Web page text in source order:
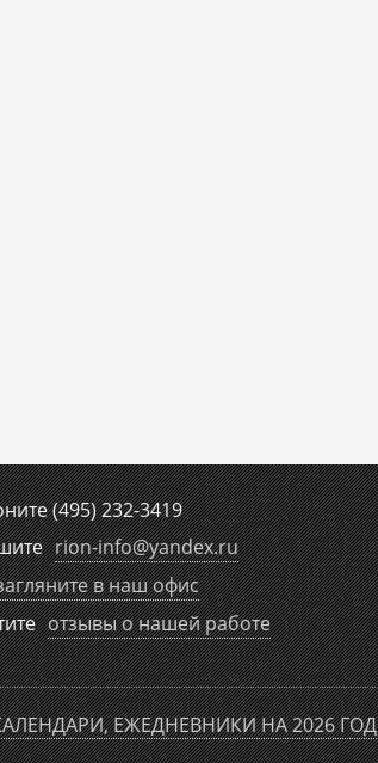
(495) 232-3419
rion-info@yandex.ru
в наш офис
отзывы о нашей работе
ЕЖЕДНЕВНИКИ НА 2026 ГОД